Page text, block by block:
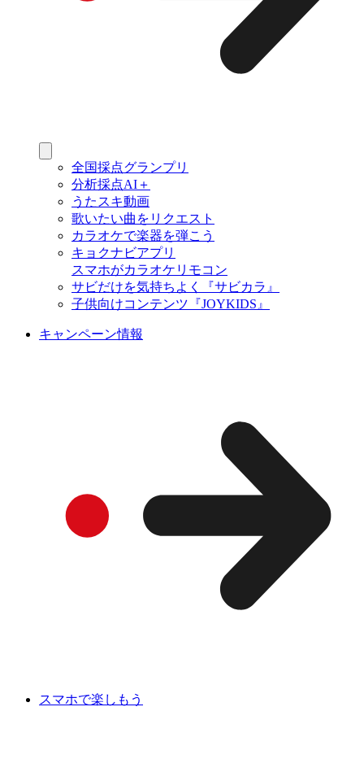
全国採点グランプリ
分析採点AI＋
うたスキ動画
歌いたい曲をリクエスト
カラオケで楽器を弾こう
キョクナビアプリ
スマホがカラオケリモコン
サビだけを気持ちよく『サビカラ』
子供向けコンテンツ『JOYKIDS』
キャンペーン情報
スマホで楽しもう